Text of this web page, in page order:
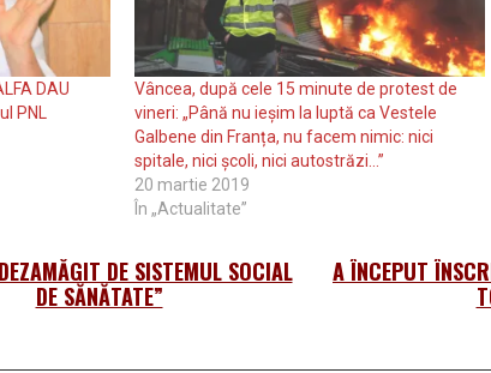
DAU
PNL
Vâncea, după cele 15 minute de protest de
vineri: „Până nu ieșim la luptă ca Vestele
Galbene din Franța, nu facem nimic: nici
spitale, nici școli, nici autostrăzi…”
20 martie 2019
În „Actualitate”
DE SISTEMUL SOCIAL
DE SĂNĂTATE”
A ÎNCEPUT